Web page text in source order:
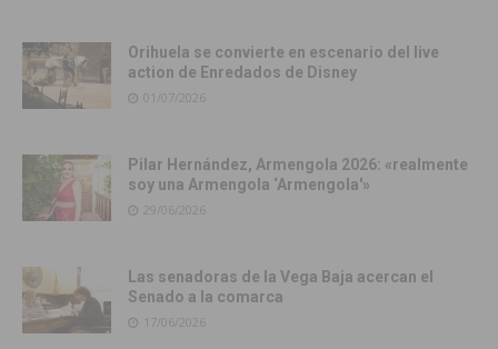
Orihuela se convierte en escenario del live
action de Enredados de Disney
01/07/2026
Pilar Hernández, Armengola 2026: «realmente
soy una Armengola ‘Armengola'»
29/06/2026
Las senadoras de la Vega Baja acercan el
Senado a la comarca
17/06/2026